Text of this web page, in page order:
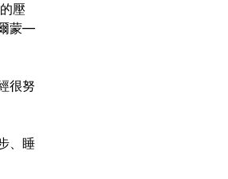
壓
蒙—
很努
、睡